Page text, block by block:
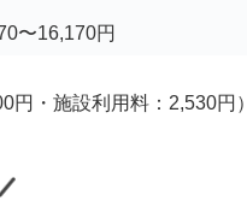
〜16,170円
円・施設利用料：2,530円）